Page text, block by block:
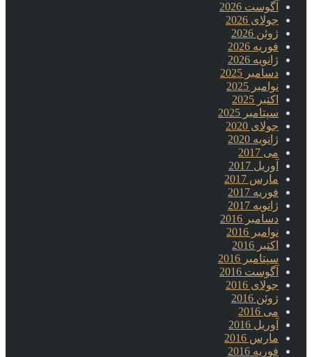
آگوست 2026
جولای 2026
ژوئن 2026
فوریه 2026
ژانویه 2026
دسامبر 2025
نوامبر 2025
اکتبر 2025
سپتامبر 2025
جولای 2020
ژانویه 2020
می 2017
آوریل 2017
مارس 2017
فوریه 2017
ژانویه 2017
دسامبر 2016
نوامبر 2016
اکتبر 2016
سپتامبر 2016
آگوست 2016
جولای 2016
ژوئن 2016
می 2016
آوریل 2016
مارس 2016
فوریه 2016